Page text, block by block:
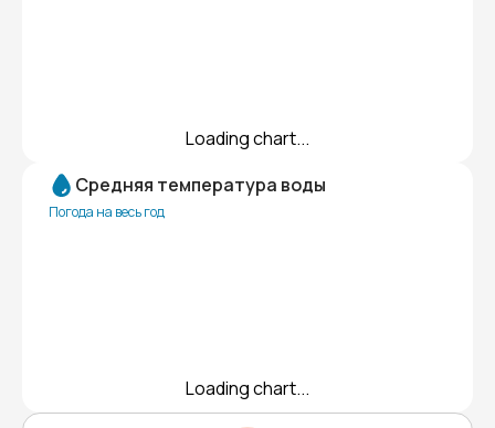
Loading chart...
Средняя температура воды
Погода на весь год
Loading chart...